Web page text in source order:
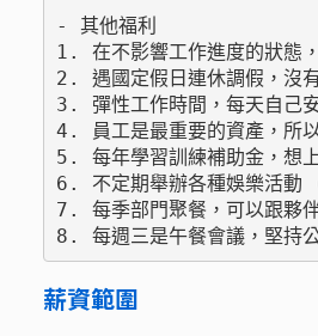
- 其他福利
1. 在不影響工作進度的狀態
2. 遇國定假日連休調假，沒
3. 彈性工作時間，每天自己
4. 員工是最重要的資產，所
5. 每年學習訓練補助金，想
6. 不定期舉辦各種娛樂活動
7. 每季部門聚餐，可以跟夥
8. 每週三是午餐會議，堅持
薪資範圍